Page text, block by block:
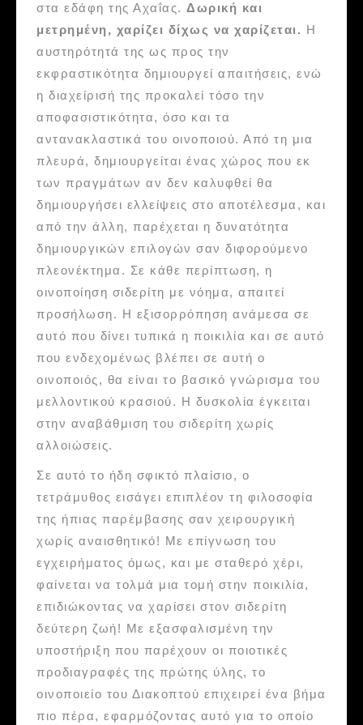
στα εδάφη της Αχαΐας. Δωρική και
μετρημένη, χαρίζει δίχως να χαρίζεται. Η
αυστηρότητά της ως προς την
εκφραστικότητα δημιουργεί απαιτήσεις, ενώ
η διαχείρισή της προκαλεί τόσο την
αποφασιστικότητα, όσο και τα
αντανακλαστικά του οινοποιού. Από τη μια
πλευρά, δημιουργείται ένας χώρος που εκ
των πραγμάτων αν δεν καλυφθεί θα
δημιουργήσει ελλείψεις στο αποτέλεσμα, και
από την άλλη, παρέχεται η δυνατότητα
δημιουργικών επιλογών σαν διφορούμενο
πλεονέκτημα. Σε κάθε περίπτωση, η
οινοποίηση σιδερίτη με νόημα, απαιτεί
προσήλωση. Η εξισορρόπηση ανάμεσα σε
αυτό που δίνει τυπικά η ποικιλία και σε αυτό
που ενδεχομένως βλέπει σε αυτή ο
οινοποιός, θα είναι το βασικό γνώρισμα του
μελλοντικού κρασιού. Η δυσκολία έγκειται
στην αναβάθμιση του σιδερίτη χωρίς
αλλοιώσεις.
Σε αυτό το ήδη σφικτό πλαίσιο, ο
τετράμυθος εισάγει επιπλέον τη φιλοσοφία
της ήπιας παρέμβασης σαν χειρουργική
χωρίς αναισθητικό! Με επίγνωση του
εγχειρήματος όμως, και με σταθερό χέρι,
φαίνεται να τολμά μια τομή στην ποικιλία,
επιδιώκοντας να χαρίσει στον σιδερίτη
δεύτερη ζωή! Με εξασφαλισμένη την
υποστήριξη που παρέχουν οι ποιοτικές
προδιαγραφές της πρώτης ύλης, το
οινοποιείο του Διακοπτού επιχειρεί ένα βήμα
πιο πέρα, εφαρμόζοντας αυτό για το οποίο